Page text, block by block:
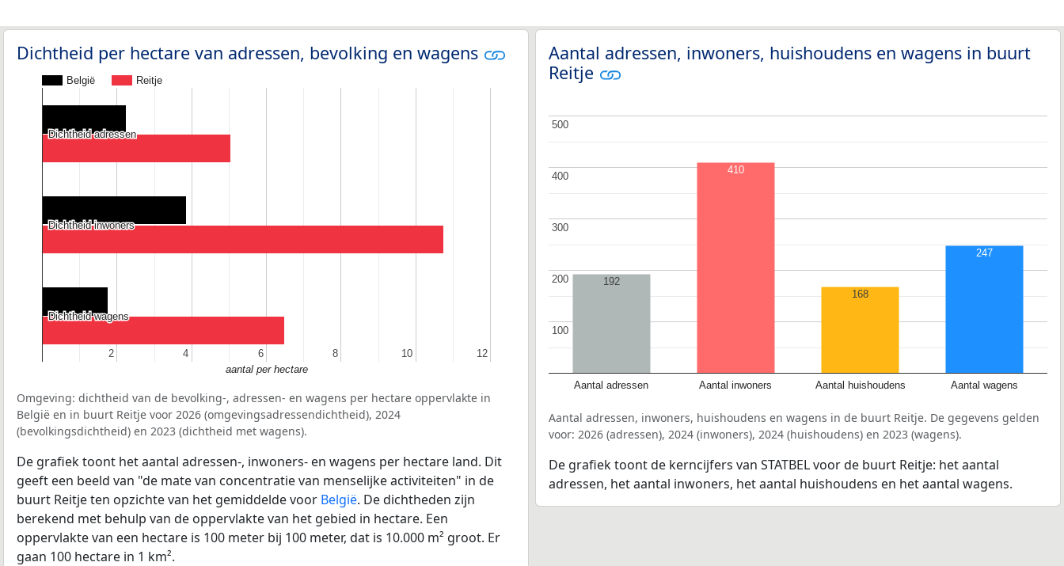
Dichtheid per hectare van adressen, bevolking en wagens
België Reitje
2
2 4
4 6
6 8
8 10
10 12
12
Dichtheid adressen
Dichtheid adressen
Dichtheid inwoners
Dichtheid inwoners
Dichtheid wagens
Dichtheid wagens
aantal per hectare
Omgeving: dichtheid van de bevolking-, adressen- en wagens per hectare oppervlakte in
België en in buurt Reitje voor 2026 (omgevingsadressendichtheid), 2024
(bevolkingsdichtheid) en 2023 (dichtheid met wagens).
De grafiek toont het aantal adressen-, inwoners- en wagens per hectare land. Dit
geeft een beeld van "de mate van concentratie van menselijke activiteiten" in de
buurt Reitje ten opzichte van het gemiddelde voor België. De dichtheden zijn
berekend met behulp van de oppervlakte van het gebied in hectare. Een
oppervlakte van een hectare is 100 meter bij 100 meter, dat is 10.000 m² groot. Er
gaan 100 hectare in 1 km².
Aantal adressen, inwoners, huishoudens en wagens in buurt
Reitje
Aantal adressen Aantal inwoners Aantal huishoudens Aantal wagens
100
100
200
200
300
300
400
400
500
500
192
410
168
247
Aantal adressen, inwoners, huishoudens en wagens in de buurt Reitje. De gegevens gelden
voor: 2026 (adressen), 2024 (inwoners), 2024 (huishoudens) en 2023 (wagens).
De grafiek toont de kerncijfers van STATBEL voor de buurt Reitje: het aantal
adressen, het aantal inwoners, het aantal huishoudens en het aantal wagens.